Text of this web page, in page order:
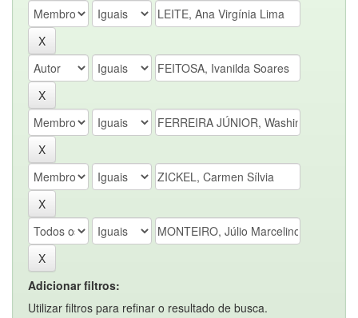
Adicionar filtros:
Utilizar filtros para refinar o resultado de busca.